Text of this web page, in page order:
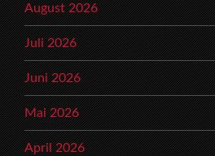
August 2026
Juli 2026
Juni 2026
Mai 2026
April 2026